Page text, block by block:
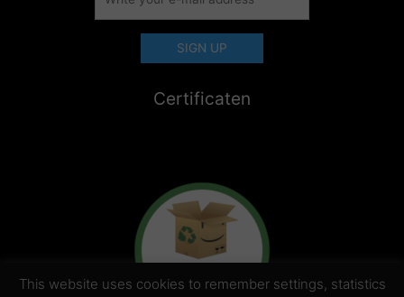
Certificaten
This website uses cookies to remember settings, statistics